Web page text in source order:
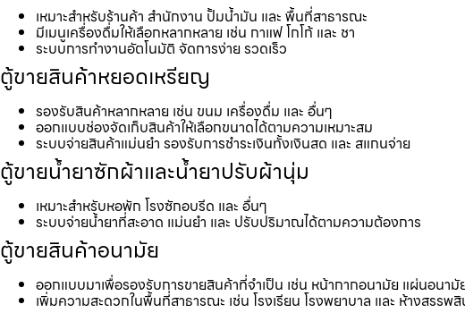
เหมาะสำหรับร้านค้า สำนักงาน ปั้มน้ำมัน และ พื้นที่สาธารณะ
มีเมนูเครื่องดื่มให้เลือกหลากหลาย เช่น กาแฟ โกโก้ และ ชา
ระบบการทำงานอัตโนมัติ จัดการง่าย รวดเร็ว
ตู้ขายสินค้าหยอดเหรียญ
รองรับสินค้าหลากหลาย เช่น ขนม เครื่องดื่ม และ อื่นๆ
ออกแบบช่องจัดเก็บสินค้าให้เลือกขนาดได้ตามความเหมาะสม
ระบบจ่ายสินค้าแม่นยำ รองรับการชำระเงินทั้งเงินสด และ สแกนจ่าย
ตู้ขายน้ำยาซักผ้าและน้ำยาปรับผ้านุ่ม
เหมาะสำหรับหอพัก โรงซักอบรีด และ อื่นๆ
ระบบจ่ายน้ำยาที่สะอาด แม่นยำ และ ปรับปริมาณได้ตามความต้องการ
ตู้ขายสินค้าอนามัย
ออกแบบมาเพื่อรองรับการขายสินค้าที่จำเป็น เช่น หน้ากากอนามัย แผ่นอนา
เพิ่มความสะดวกในพื้นที่สาธารณะ เช่น โรงเรียน โรงพยาบาล และ ห้างสรรพ